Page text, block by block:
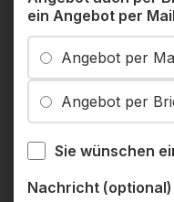
ein Angebot per
Angebot per
Angebot per
Sie wünschen
Nachricht (optional)